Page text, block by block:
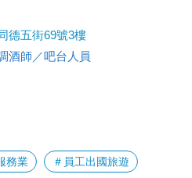
德五街69號3樓
酒師／吧台人員
務業 ＃員工出國旅遊